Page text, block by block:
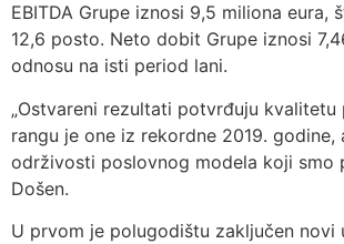
EBITDA Grupe iznosi 9,5 miliona
12,6 posto. Neto dobit Grupe iznosi
odnosu na isti period lani.
„Ostvareni rezultati potvrđuju
rangu je one iz rekordne 2019.
održivosti poslovnog modela koji smo
Došen.
U prvom je polugodištu zaključen